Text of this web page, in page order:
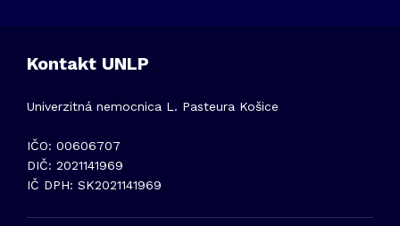
Kontakt UNLP
Univerzitná nemocnica L. Pasteura Košice
IČO: 00606707
DIČ: 2021141969
IČ DPH: SK2021141969